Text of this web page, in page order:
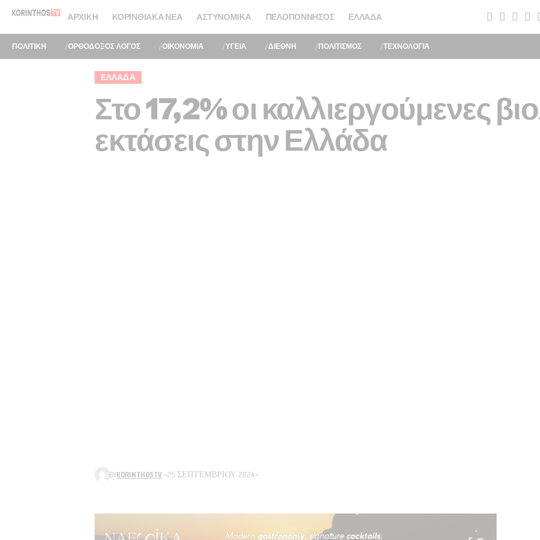
ΑΡΧΙΚΉ ΚΟΡΙΝΘΙΑΚΆ ΝΈΑ ΑΣΤΥΝΟΜΙΚΆ ΠΕΛΟΠΌΝΝΗΣΟΣ ΕΛΛΆΔΑ
ΠΟΛΙΤΙΚΗ ΟΡΘΟΔΟΞΟΣ ΛΟΓΟΣ ΟΙΚΟΝΟΜΙΑ ΥΓΕΙΑ ΔΙΕΘΝΗ ΠΟΛΙΤΙΣΜΟΣ ΤΕΧΝΟΛΟΓΙΑ
ΕΛΛΆΔΑ
Στο 17,2% οι καλλιεργούμενες
εκτάσεις στην Ελλάδα
BYKORINTHOSTV 25 ΣΕΠΤΕΜΒΡΊΟΥ 2024